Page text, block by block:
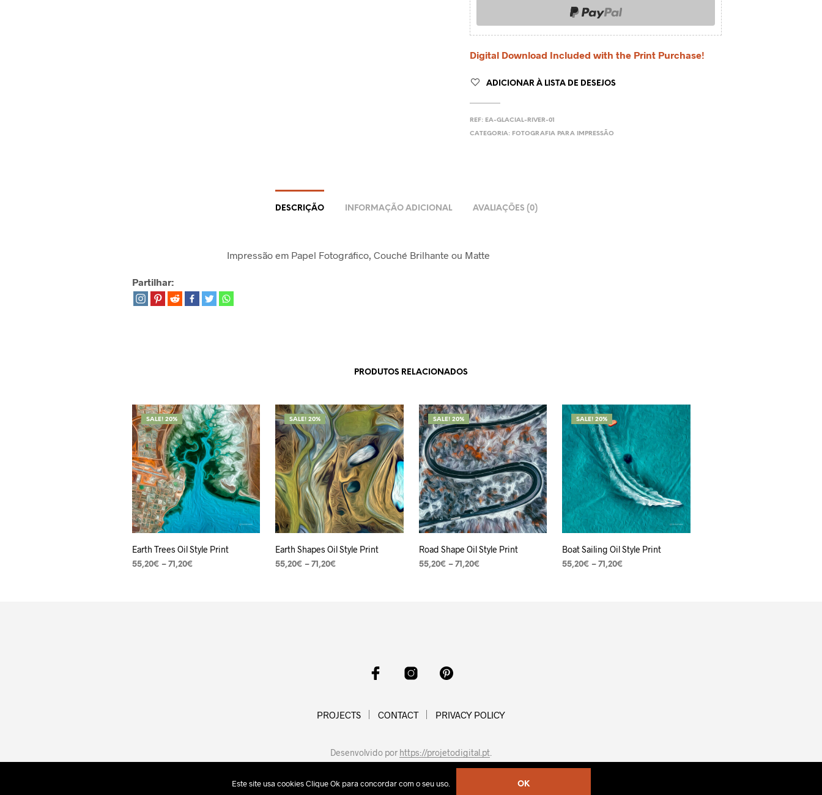
Digital Download Included with the Print Purchase!
ADICIONAR À LISTA DE DESEJOS
REF: EA-GLACIAL-RIVER-01
CATEGORIA: FOTOGRAFIA PARA IMPRESSÃO
DESCRIÇÃO INFORMAÇÃO ADICIONAL AVALIAÇÕES (0)
Impressão em Papel Fotográfico, Couché Brilhante ou Matte
Partilhar:
PRODUTOS RELACIONADOS
SALE! 20%
Earth Trees Oil Style Print
55,20€ – 71,20€
SALE! 20%
Earth Shapes Oil Style Print
55,20€ – 71,20€
SALE! 20%
Road Shape Oil Style Print
55,20€ – 71,20€
SALE! 20%
Boat Sailing Oil Style Print
55,20€ – 71,20€
PROJECTS CONTACT PRIVACY POLICY
Desenvolvido por https://projetodigital.pt
Este site usa cookies Clique Ok para concordar com o seu uso. OK